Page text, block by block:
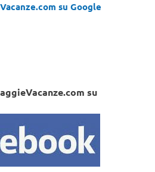
su Google
su